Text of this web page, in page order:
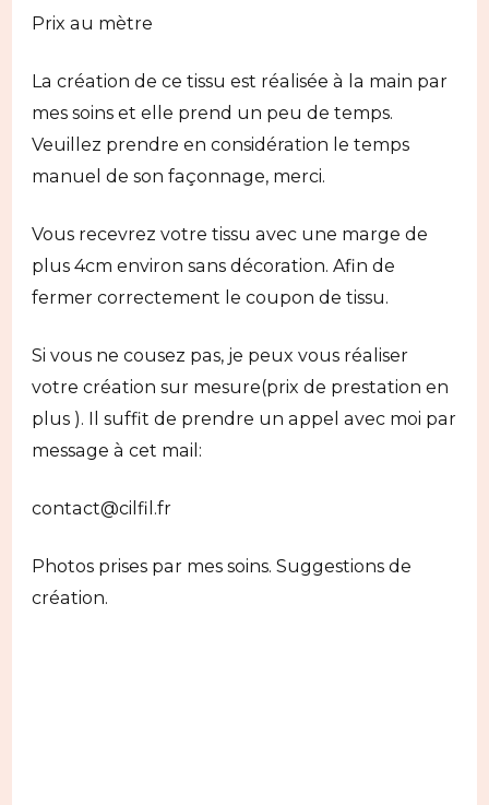
Prix au mètre
La création de ce tissu est réalisée à la main par
mes soins et elle prend un peu de temps.
Veuillez prendre en considération le temps
manuel de son façonnage, merci.
Vous recevrez votre tissu avec une marge de
plus 4cm environ sans décoration. Afin de
fermer correctement le coupon de tissu.
Si vous ne cousez pas, je peux vous réaliser
votre création sur mesure(prix de prestation en
plus ). Il suffit de prendre un appel avec moi par
message à cet mail:
contact@cilfil.fr
Photos prises par mes soins. Suggestions de
création.